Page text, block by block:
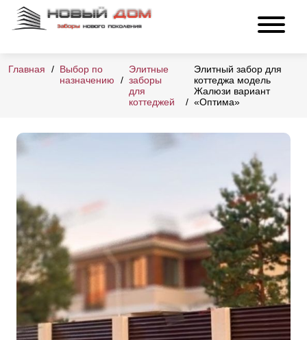
Главная
Выбор по
назначению
Элитные
заборы
для
коттеджей
Элитный забор для
коттеджа модель
Жалюзи вариант
«Оптима»